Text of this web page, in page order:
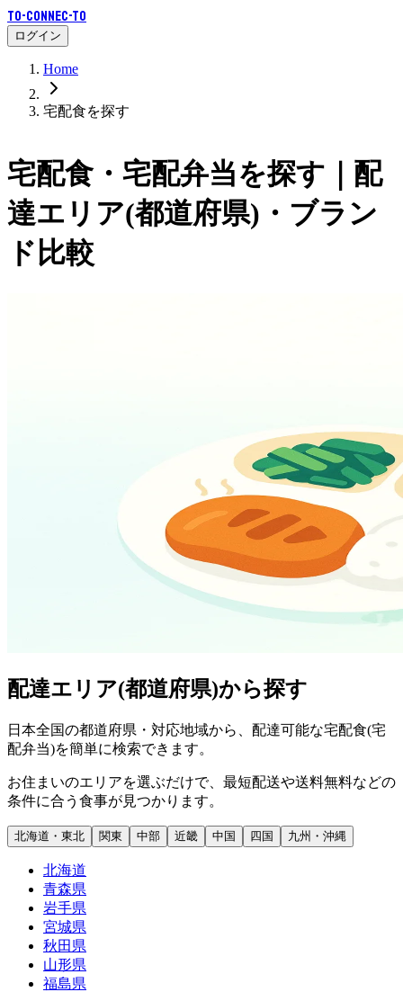
To-Connec-TO
ログイン
Home
宅配食を探す
宅配食・宅配弁当を探す｜配
達エリア(都道府県)・ブラン
ド比較
配達エリア(都道府県)から探す
日本全国の都道府県・対応地域から、配達可能な宅配食(宅
配弁当)を簡単に検索できます。
お住まいのエリアを選ぶだけで、最短配送や送料無料などの
条件に合う食事が見つかります。
北海道・東北 関東 中部 近畿 中国 四国 九州・沖縄
北海道
青森県
岩手県
宮城県
秋田県
山形県
福島県